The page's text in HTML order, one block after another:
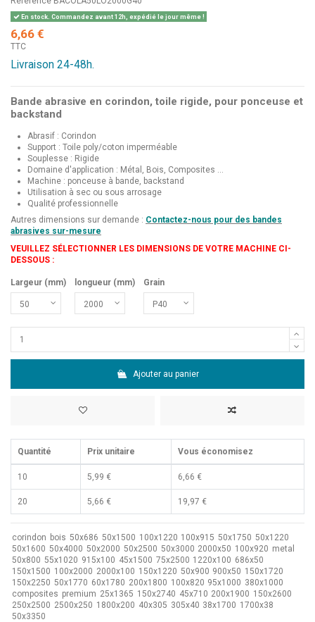
En stock. Commandez avant 12h, expédié le jour même !
6,66 €
TTC
Livraison 24-48h.
Bande abrasive en corindon, toile rigide, pour ponceuse et
backstand
Abrasif : Corindon
Support : Toile poly/coton imperméable
Souplesse : Rigide
Domaine d'application : Métal, Bois, Composites ...
Machine : ponceuse à bande, backstand
Utilisation à sec ou sous arrosage
Qualité professionnelle
Autres dimensions sur demande : Contactez-nous pour des bandes
abrasives sur-mesure
VEUILLEZ SÉLECTIONNER LES DIMENSIONS DE VOTRE MACHINE CI-
DESSOUS :
Largeur (mm) longueur (mm) Grain
Ajouter au panier
Quantité Prix unitaire Vous économisez
10 5,99 € 6,66 €
20 5,66 € 19,97 €
corindon bois 50x686 50x1500 100x1220 100x915 50x1750 50x1220
50x1600 50x4000 50x2000 50x2500 50x3000 2000x50 100x920 metal
50x800 55x1020 915x100 45x1500 75x2500 1220x100 686x50
150x1500 100x2000 2000x100 150x1220 50x900 900x50 150x1720
150x2250 50x1770 60x1780 200x1800 100x820 95x1000 380x1000
composites premium 25x1365 150x2740 45x710 200x1900 150x2600
250x2500 2500x250 1800x200 40x305 305x40 38x1700 1700x38
50x3350